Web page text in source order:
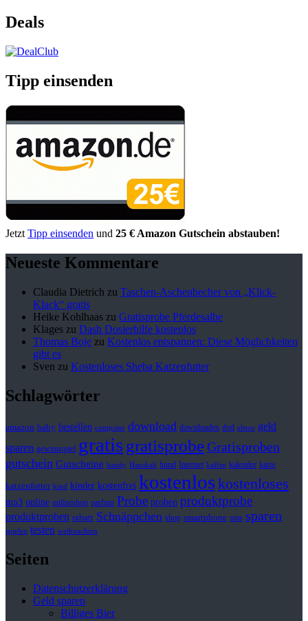
Deals
Tipp einsenden
Jetzt Tipp einsenden und 25 € Amazon Gutschein abstauben!
Neueste Kommentare
Claudia Dietrich zu Taschen-Aschenbecher von „Klick-
Klack“ gratis
Heike Kohlhaas zu Gratisprobe Pferdesalbe
Klages zu Dash Dosierhilfe kostenlos
Thomas Boje zu Kostenlos entspannen: Diese Möglichkeiten
gibt es
Sven zu Kostenloses Sheba Katzenfutter
Schlagwörter
amazon baby bestellen computer download downloaden dvd eltern geld
sparen gewinnspiel gratisgratisprobeGratisproben
gutschein Gutscheine handy Haushalt hund Internet kaffee kalender katze
katzenfutter kind kinder kostenfrei kostenloskostenloses
mp3 online onlineshop parfum Probe proben produktprobe
produktproben rabatt Schnäppchen shop smartphone sms sparen
spielen testen weihnachten
Seiten
Datenschutzerklärung
Geld sparen
Billiges Bier